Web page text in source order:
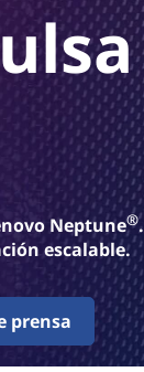
Neptune®.
escalable.
prensa